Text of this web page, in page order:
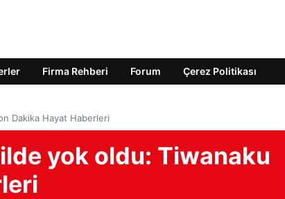
Firma Rehberi Forum Çerez Politikası
Dakika Hayat Haberleri
yok oldu: Tiwanaku